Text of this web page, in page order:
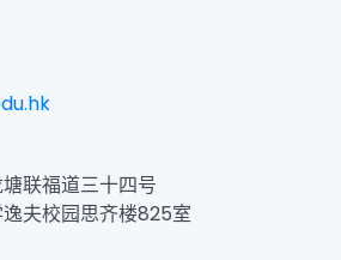
联福道三十四号
夫校园思齐楼825室